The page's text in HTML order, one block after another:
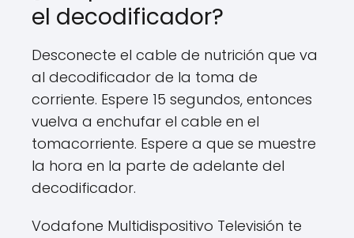
el decodificador?
Desconecte el cable de nutrición que va
al decodificador de la toma de
corriente. Espere 15 segundos, entonces
vuelva a enchufar el cable en el
tomacorriente. Espere a que se muestre
la hora en la parte de adelante del
decodificador.
Vodafone Multidispositivo Televisión te